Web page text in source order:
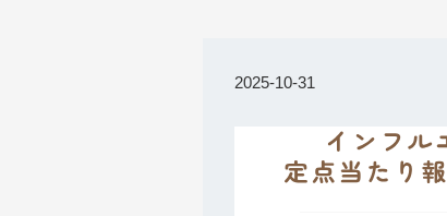
2025-10-31